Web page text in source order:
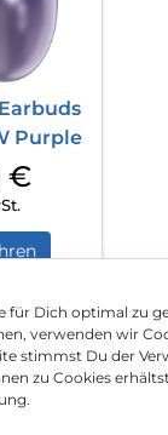
für Dich optimal zu
verwenden wir
stimmst Du der
zu Cookies
Purple
€